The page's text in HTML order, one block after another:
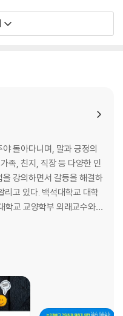
듣는다
법
돌아다니며, 말과 긍정의
족, 친지, 직장 등 다양한 인
강의하면서 갈등을 해결하
리고 있다. 백석대학교 대학
학교 교양학부 외래교수와
강사를 역임했다. 유수의 기
강연하며 남녀노소 다양한
학교 PIN